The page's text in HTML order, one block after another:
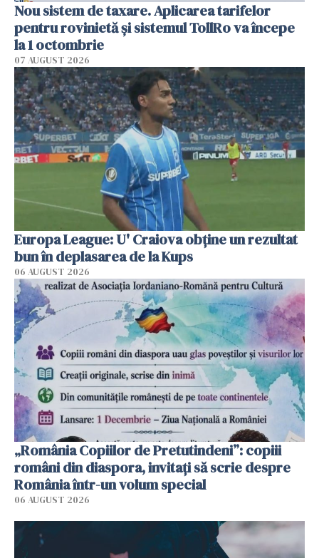
Nou sistem de taxare. Aplicarea tarifelor
pentru rovinietă şi sistemul TollRo va începe
la 1 octombrie
07 AUGUST 2026
Europa League: U' Craiova obține un rezultat
bun în deplasarea de la Kups
06 AUGUST 2026
„România Copiilor de Pretutindeni”: copiii
români din diaspora, invitați să scrie despre
România într-un volum special
06 AUGUST 2026